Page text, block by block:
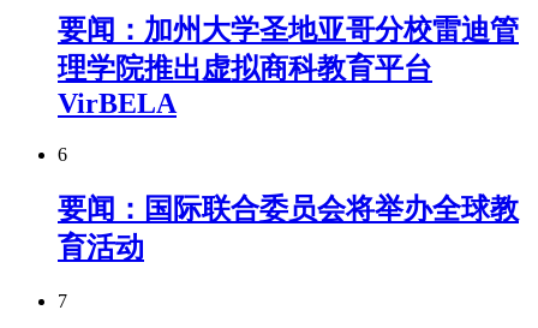
要闻：加州大学圣地亚哥分校雷迪管
理学院推出虚拟商科教育平台
VirBELA
6
要闻：国际联合委员会将举办全球教
育活动
7